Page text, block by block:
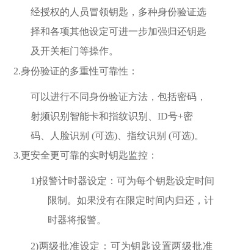
经授权的人员冒领钥匙，多种身份验证选
择和各项其他设定可进一步加强归还钥匙
及开关柜门等操作。
2.身份验证的多重性可靠性：
可以进行不同身份验证方法，包括密码，
射频识别智能卡和指纹识别、 ID号+密
码、人脸识别 (可选)、指纹识别 (可选)。
3.更安全更可靠的实时钥匙监控：
1)报警计时器设定：可为每个钥匙设定时间
限制。如果没有在限定时间内归还，计
时器将报警。
2)两级批准设定：可为钥匙设置两级批准